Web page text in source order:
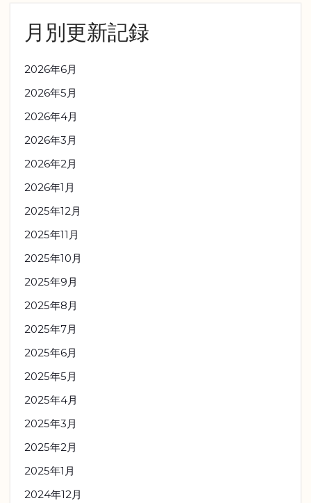
月別更新記録
2026年6月
2026年5月
2026年4月
2026年3月
2026年2月
2026年1月
2025年12月
2025年11月
2025年10月
2025年9月
2025年8月
2025年7月
2025年6月
2025年5月
2025年4月
2025年3月
2025年2月
2025年1月
2024年12月